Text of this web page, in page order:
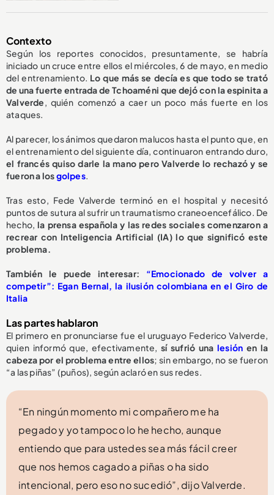
Contexto
Según los reportes conocidos, presuntamente, se habría
iniciado un cruce entre ellos el miércoles, 6 de mayo, en medio
del entrenamiento. Lo que más se decía es que todo se trató
de una fuerte entrada de Tchoaméni que dejó con la espinita a
Valverde , quién comenzó a caer un poco más fuerte en los
ataques.
Al parecer, los ánimos quedaron malucos hasta el punto que, en
el entrenamiento del siguiente día, continuaron entrando duro,
el francés quiso darle la mano pero Valverde lo rechazó y se
fueron a losgolpes.
Tras esto, Fede Valverde terminó en el hospital y necesitó
puntos de sutura al sufrir un traumatismo craneoencefálico. De
hecho,la prensa española y las redes sociales comenzaron a
recrear con Inteligencia Artificial (IA) lo que significó este
problema.
También le puede interesar: “Emocionado de volver a
competir”: Egan Bernal, la ilusión colombiana en el Giro de
Italia
Las partes hablaron
El primero en pronunciarse fue el uruguayo Federico Valverde,
quien informó que, efectivamente,sí sufrió una lesión en la
cabeza por el problema entre ellos; sin embargo, no se fueron
“a las piñas” (puños), según aclaró en sus redes.
“En ningún momento mi compañero me ha
pegado y yo tampoco lo he hecho, aunque
entiendo que para ustedes sea más fácil creer
que nos hemos cagado a piñas o ha sido
intencional, pero eso no sucedió”, dijo Valverde.